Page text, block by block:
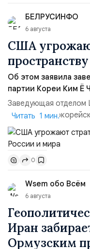
ключом к позитивному
БЕЛРУСИНФО
6 августа
США
Об этом заявила
партии Кореи Ким Ё
Заведующая отделом
сестра
заявление для прессы
совместных с флотом
Томагавк.«Япония
„исключительно
вопрос о
всеобщее обозрение,
Читать 1 мин.
0
Wsem обо Всём
6 августа
Иран
Ормузским